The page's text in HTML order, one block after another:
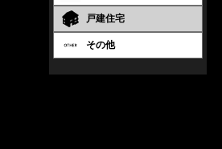
戸建住宅
その他